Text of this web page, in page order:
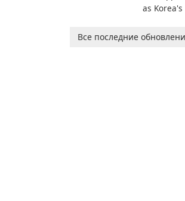
Ollie, on an adventurous
as
baby
Все последние